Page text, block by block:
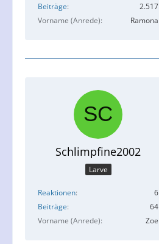
Beiträge
2.517
Vorname (Anrede)
Ramona
Schlimpfine2002
Larve
Reaktionen
6
Beiträge
64
Vorname (Anrede)
Zoe